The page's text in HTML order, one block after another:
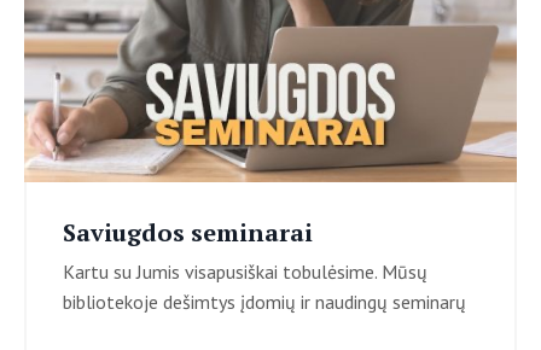
Saviugdos seminarai
Kartu su Jumis visapusiškai tobulėsime. Mūsų
bibliotekoje dešimtys įdomių ir naudingų seminarų